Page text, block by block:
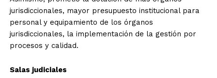
jurisdiccionales, mayor presupuesto institucional para
personal y equipamiento de los órganos
jurisdiccionales, la implementación de la gestión por
procesos y calidad.
Salas judiciales